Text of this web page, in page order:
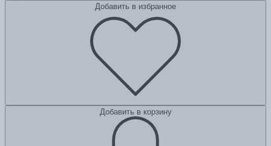
Добавить в избранное
Добавить в корзину